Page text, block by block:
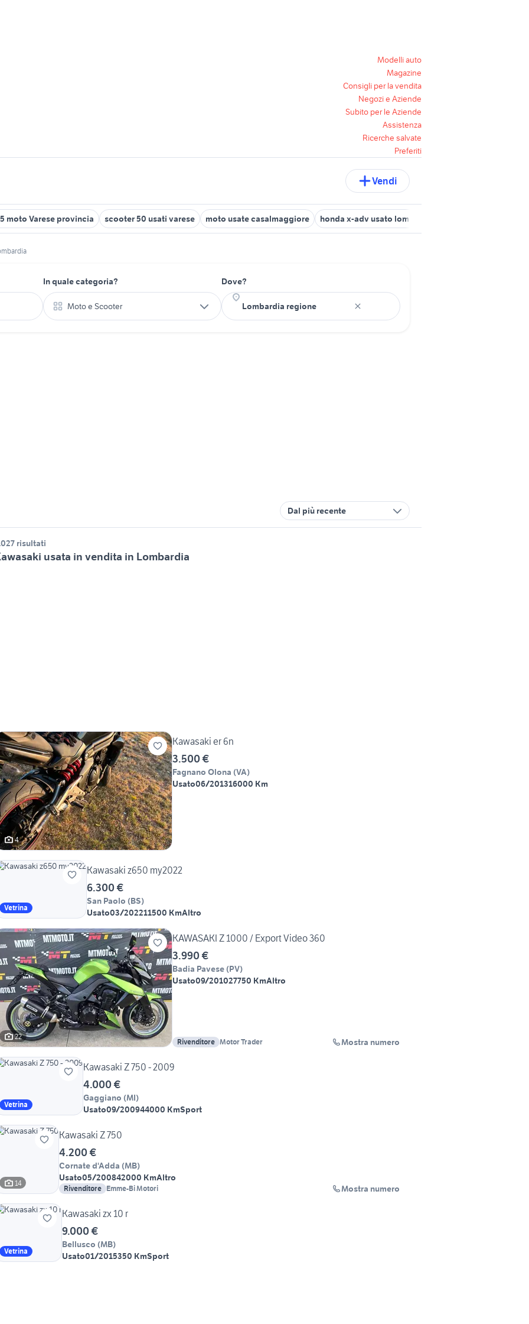
Modelli auto
Magazine
Consigli per la vendita
Negozi e Aziende
Subito per le Aziende
Assistenza
Ricerche salvate
Preferiti
Vendi
moto Varese provincia scooter 50 usati varese moto usate casalmaggiore honda x-adv usato lombardia
In quale categoria?
Moto e Scooter
Dove?
Dal più recente
risultati
usata in vendita in Lombardia
4
Kawasaki er 6n
3.500 €
Fagnano Olona (VA)
Usato06/201316000 Km
Vetrina
Kawasaki z650 my2022
6.300 €
San Paolo (BS)
Usato03/202211500 KmAltro
22
KAWASAKI Z 1000 / Export Video 360
3.990 €
Badia Pavese (PV)
Usato09/201027750 KmAltro
Rivenditore Motor Trader Mostra numero
Vetrina
Kawasaki Z 750 - 2009
4.000 €
Gaggiano (MI)
Usato09/200944000 KmSport
14
Kawasaki Z 750
4.200 €
Cornate d'Adda (MB)
Usato05/200842000 KmAltro
Rivenditore Emme-Bi Motori Mostra numero
Vetrina
Kawasaki zx 10 r
9.000 €
Bellusco (MB)
Usato01/2015350 KmSport